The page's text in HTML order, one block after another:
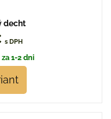
decht
s DPH
1-2 dni